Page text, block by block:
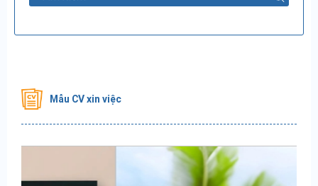
Mẫu CV xin việc